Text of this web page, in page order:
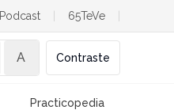
Podcast 65TeVe
A Contraste
Practicopedia